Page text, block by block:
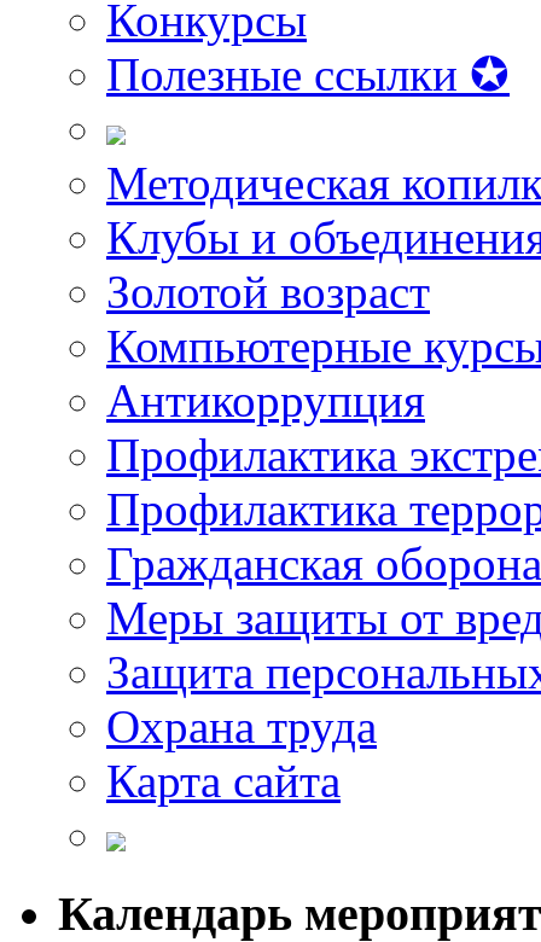
Конкурсы
Полезные ссылки ✪
Методическая
Клубы и
Золотой возраст
Компьютерные
Антикоррупция
Профилактика
Профилактика
Гражданская оборона
Меры защиты от
Защита
Охрана труда
Карта сайта
Календарь